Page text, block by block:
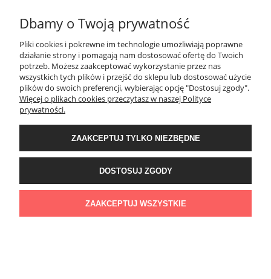
SPOSOBY PŁATNOŚCI ORAZ CZAS I KOSZTY DOSTAWY
DOSTAWY
KONTAKT
WYMIANA / ZWROTY / REKLAMACJE
REGULAMINY
Timeforf| ul. SOŁTYKA TADEUSZA 16C /SEGMENT NUMER 6 | 39-
300 Mielec | woj. podkarpackie |tel: 732 220 654pon-pt: 8:00-16:00 | mail:
Dbamy o Twoją prywatność
Pliki cookies i pokrewne im technologie umożliwiają poprawne
działanie strony i pomagają nam dostosować ofertę do Twoich
potrzeb. Możesz zaakceptować wykorzystanie przez nas
wszystkich tych plików i przejść do sklepu lub dostosować użycie
plików do swoich preferencji, wybierając opcję "Dostosuj zgody".
Więcej o plikach cookies przeczytasz w naszej Polityce
prywatności.
ZAAKCEPTUJ TYLKO NIEZBĘDNE
DOSTOSUJ ZGODY
ZAAKCEPTUJ WSZYSTKIE